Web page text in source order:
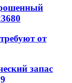
от
запас